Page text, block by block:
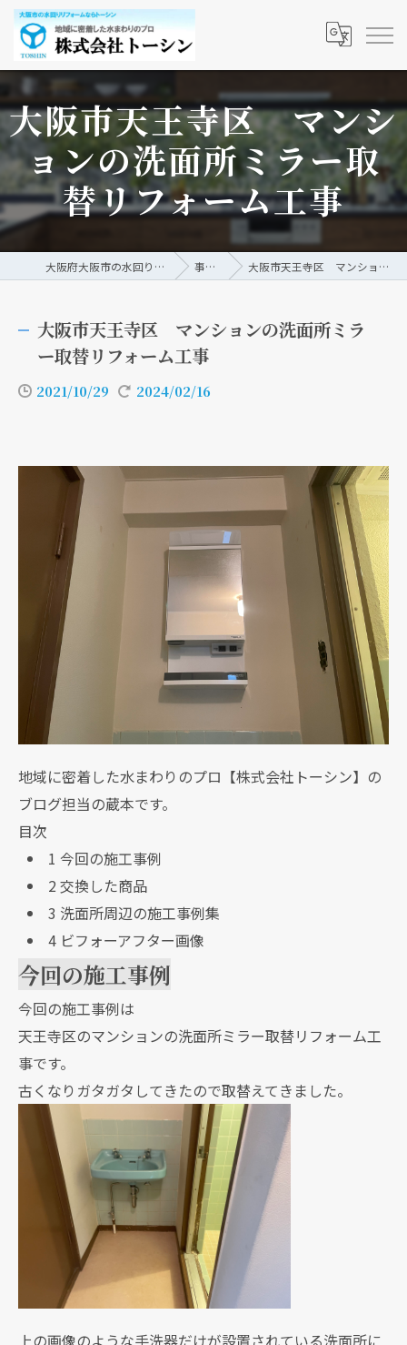
大阪市天王寺区 マンシ
ョンの洗面所ミラー取
替リフォーム工事
大阪府大阪市の水回りリフォームなら株式会社トーシン 事例/ブログ 大阪市天王寺区 マンションの洗面所ミラー取替リフォーム工事
大阪市天王寺区 マンションの洗面所ミラ
ー取替リフォーム工事
2021/10/29 2024/02/16
地域に密着した水まわりのプロ【株式会社トーシン】の
ブログ担当の蔵本です。
目次
1 今回の施工事例
2交換した商品
3 洗面所周辺の施工事例集
4ビフォーアフター画像
今回の施工事例
今回の施工事例は
天王寺区のマンションの洗面所ミラー取替リフォーム工
事です。
古くなりガタガタしてきたので取替えてきました。
上の画像のような手洗器だけが設置されている洗面所に